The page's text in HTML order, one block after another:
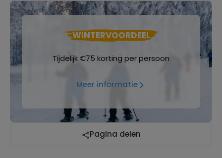
WINTERVOORDEEL
Tijdelijk €75 korting per persoon
Meer informatie
Pagina delen
Reizen met oog voor mens, cultuur en milieu